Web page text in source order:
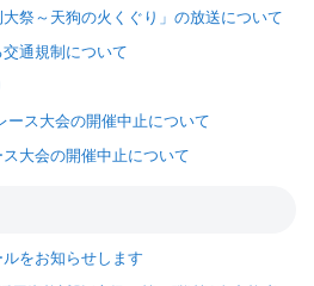
祭～天狗の火くぐり」の放送について
通規制について
ース大会の開催中止について
大会の開催中止について
をお知らせします